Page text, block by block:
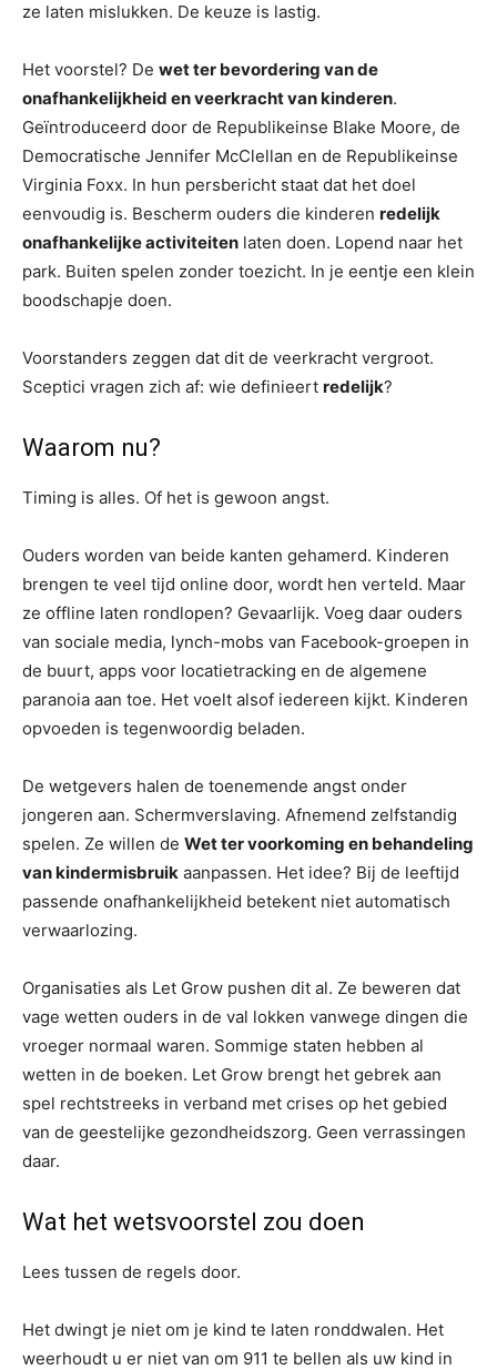
ze laten mislukken. De keuze is lastig.
Het voorstel? De wet ter bevordering van de
onafhankelijkheid en veerkracht van kinderen.
Geïntroduceerd door de Republikeinse Blake Moore, de
Democratische Jennifer McClellan en de Republikeinse
Virginia Foxx. In hun persbericht staat dat het doel
eenvoudig is. Bescherm ouders die kinderen redelijk
onafhankelijke activiteiten laten doen. Lopend naar het
park. Buiten spelen zonder toezicht. In je eentje een klein
boodschapje doen.
Voorstanders zeggen dat dit de veerkracht vergroot.
Sceptici vragen zich af: wie definieert redelijk?
Waarom nu?
Timing is alles. Of het is gewoon angst.
Ouders worden van beide kanten gehamerd. Kinderen
brengen te veel tijd online door, wordt hen verteld. Maar
ze offline laten rondlopen? Gevaarlijk. Voeg daar ouders
van sociale media, lynch-mobs van Facebook-groepen in
de buurt, apps voor locatietracking en de algemene
paranoia aan toe. Het voelt alsof iedereen kijkt. Kinderen
opvoeden is tegenwoordig beladen.
De wetgevers halen de toenemende angst onder
jongeren aan. Schermverslaving. Afnemend zelfstandig
spelen. Ze willen de Wet ter voorkoming en behandeling
van kindermisbruik aanpassen. Het idee? Bij de leeftijd
passende onafhankelijkheid betekent niet automatisch
verwaarlozing.
Organisaties als Let Grow pushen dit al. Ze beweren dat
vage wetten ouders in de val lokken vanwege dingen die
vroeger normaal waren. Sommige staten hebben al
wetten in de boeken. Let Grow brengt het gebrek aan
spel rechtstreeks in verband met crises op het gebied
van de geestelijke gezondheidszorg. Geen verrassingen
daar.
Wat het wetsvoorstel zou doen
Lees tussen de regels door.
Het dwingt je niet om je kind te laten ronddwalen. Het
weerhoudt u er niet van om 911 te bellen als uw kind in